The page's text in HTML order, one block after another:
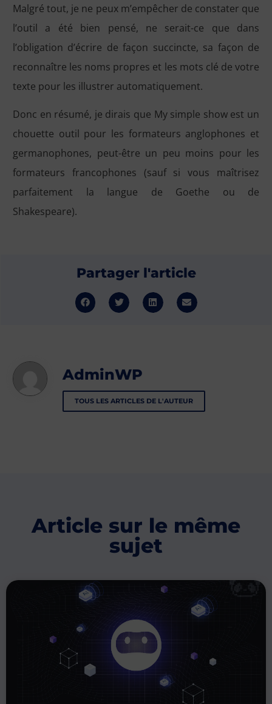
Malgré tout, je ne peux m’empêcher de constater que
l’outil a été bien pensé, ne serait-ce que dans
l’obligation d’écrire de façon succincte, sa façon de
reconnaître les noms propres et les mots clé de votre
texte pour les illustrer automatiquement.
Donc en résumé, je dirais que My simple show est un
chouette outil pour les formateurs anglophones et
germanophones, peut-être un peu moins pour les
formateurs francophones (sauf si vous maîtrisez
parfaitement la langue de Goethe ou de
Shakespeare).
Partager l'article
AdminWP
TOUS LES ARTICLES DE L'AUTEUR
Article sur le même
sujet